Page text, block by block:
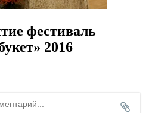
фестиваль
2016